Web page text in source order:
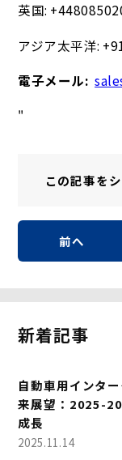
英国:
アジア太平洋:
電子メール:
"
この記事を
前へ
新着記事
自動車用インタ
来展望：2025-
成長
2025.11.14